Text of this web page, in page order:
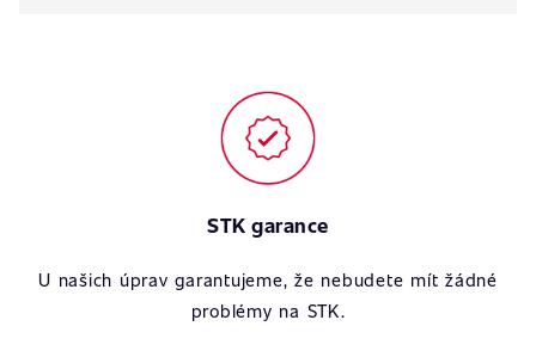
STK garance
U našich úprav garantujeme, že nebudete mít žádné
problémy na STK.